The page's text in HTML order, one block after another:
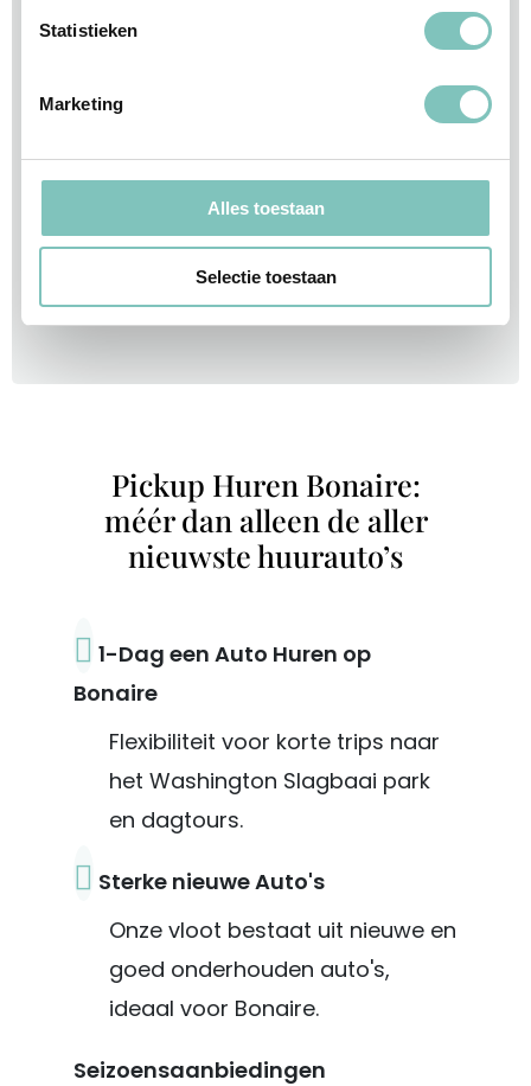
Pickup Huren Bonaire:
méér dan alleen de aller
nieuwste huurauto’s
1-Dag een Auto Huren op
Bonaire
Flexibiliteit voor korte trips naar
het Washington Slagbaai park
en dagtours.
Sterke nieuwe Auto's
Onze vloot bestaat uit nieuwe en
goed onderhouden auto's,
ideaal voor Bonaire.
Seizoensaanbiedingen